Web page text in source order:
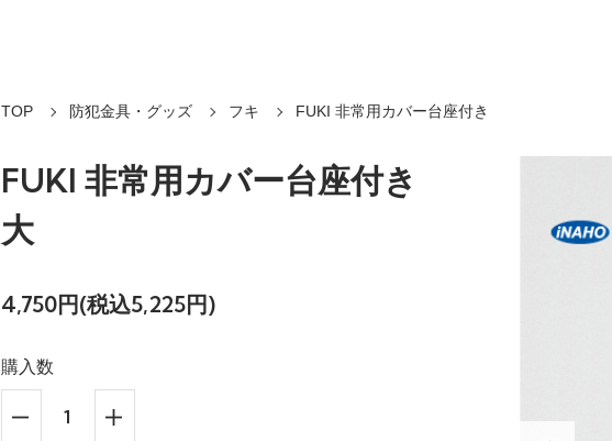
TOP 防犯金具・グッズ フキ FUKI 非常用カバー台座付き
FUKI 非常用カバー台座付き
大
4,750円(税込5,225円)
購入数